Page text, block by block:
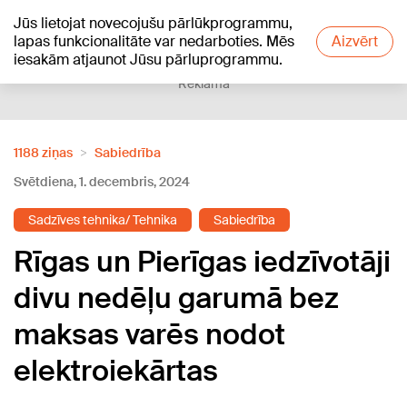
Jūs lietojat novecojušu pārlūkprogrammu,
lapas funkcionalitāte var nedarboties. Mēs
iesakām atjaunot Jūsu pārluprogrammu.
Aizvērt
+26°C
Reklāma
1188 ziņas
Sabiedrība
Svētdiena, 1. decembris, 2024
Sadzīves tehnika/ Tehnika Sabiedrība
Rīgas un Pierīgas iedzīvotāji
divu nedēļu garumā bez
maksas varēs nodot
elektroiekārtas